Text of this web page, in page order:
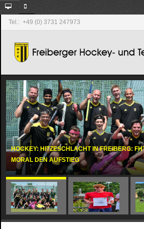
Tel.: +49 (0) 3731 247973
HOCKEY: HITZESCHLACHT IN FREIBERG:
MORAL DEN AUFSTIEG